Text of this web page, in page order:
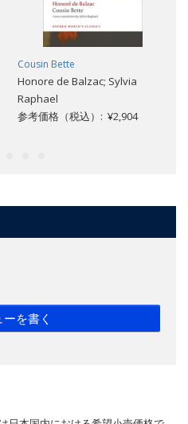
Cousin Bette
Honore de Balzac; Sylvia
Raphael
参考価格（税込）: ¥2,904
を書く